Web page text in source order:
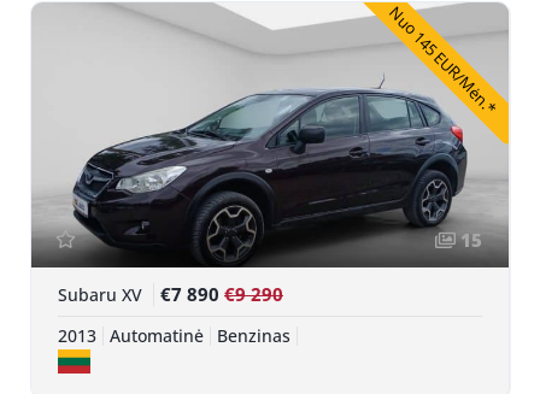
Nuo 145 EUR/Mėn.*
15
Subaru XV €7 890 €9 290
2013 Automatinė Benzinas